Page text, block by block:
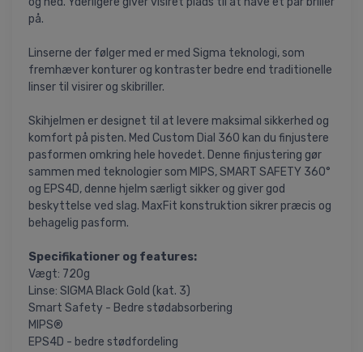
på.
Linserne der følger med er med Sigma teknologi, som
fremhæver konturer og kontraster bedre end traditionelle
linser til visirer og skibriller.
Skihjelmen er designet til at levere maksimal sikkerhed og
komfort på pisten. Med Custom Dial 360 kan du finjustere
pasformen omkring hele hovedet. Denne finjustering gør
sammen med teknologier som MIPS, SMART SAFETY 360°
og EPS4D, denne hjelm særligt sikker og giver god
beskyttelse ved slag. MaxFit konstruktion sikrer præcis og
behagelig pasform.
Specifikationer og features:
Vægt: 720g
Linse: SIGMA Black Gold (kat. 3)
Smart Safety - Bedre stødabsorbering
MIPS®
EPS4D - bedre stødfordeling